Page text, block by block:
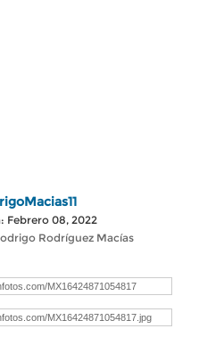
Febrero 08, 2022
Rodríguez Macías